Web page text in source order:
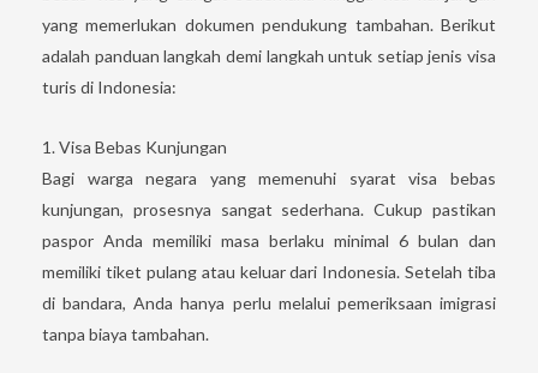
yang memerlukan dokumen pendukung tambahan. Berikut
adalah panduan langkah demi langkah untuk setiap jenis visa
turis di Indonesia:
1. Visa Bebas Kunjungan
Bagi warga negara yang memenuhi syarat visa bebas
kunjungan, prosesnya sangat sederhana. Cukup pastikan
paspor Anda memiliki masa berlaku minimal 6 bulan dan
memiliki tiket pulang atau keluar dari Indonesia. Setelah tiba
di bandara, Anda hanya perlu melalui pemeriksaan imigrasi
tanpa biaya tambahan.